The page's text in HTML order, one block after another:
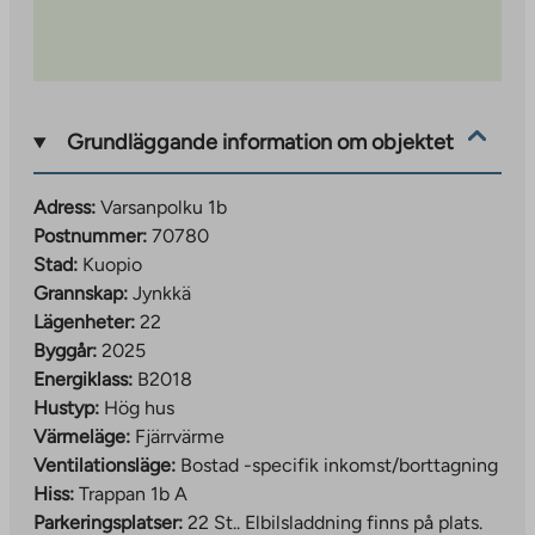
Grundläggande information om objektet
Adress: Varsanpolku 1b
Postnummer: 70780
Stad: Kuopio
Grannskap: Jynkkä
Lägenheter: 22
Byggår: 2025
Energiklass: B2018
Hustyp: Hög hus
Värmeläge: Fjärrvärme
Ventilationsläge: Bostad -specifik inkomst/borttagning
Hiss: Trappan 1b A
Parkeringsplatser: 22 St.. Elbilsladdning finns på plats.